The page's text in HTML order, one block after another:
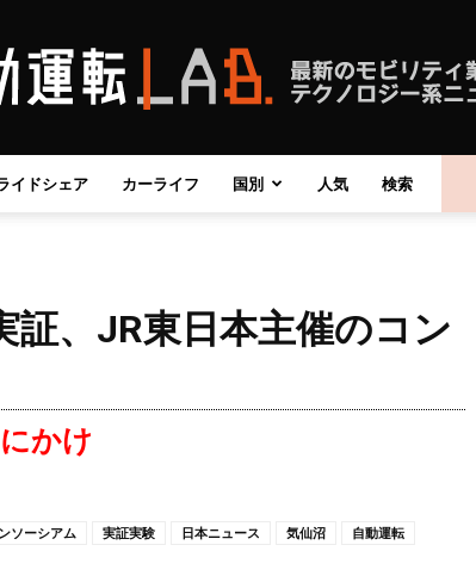
自
動
イドシェア カーライフ 国別 人気 検索
証、JR東日本主催のコン
かけ
ソーシアム 実証実験 日本ニュース 気仙沼
自動運転